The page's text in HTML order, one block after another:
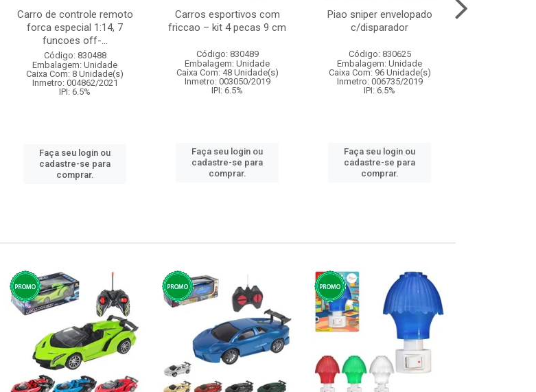
Carro de controle remoto
forca especial 1:14, 7
funcoes off-...
Código: 830488
Embalagem: Unidade
Caixa Com: 8 Unidade(s)
Inmetro: 004862/2021
IPI: 6.5%
Faça seu login ou
cadastre-se para
comprar.
Carros esportivos com
friccao – kit 4 pecas 9 cm
Código: 830489
Embalagem: Unidade
Caixa Com: 48 Unidade(s)
Inmetro: 003050/2019
IPI: 6.5%
Faça seu login ou
cadastre-se para
comprar.
Piao sniper envelopado
c/disparador
Código: 830625
Embalagem: Unidade
Caixa Com: 96 Unidade(s)
Inmetro: 006735/2019
IPI: 6.5%
Faça seu login ou
cadastre-se para
comprar.